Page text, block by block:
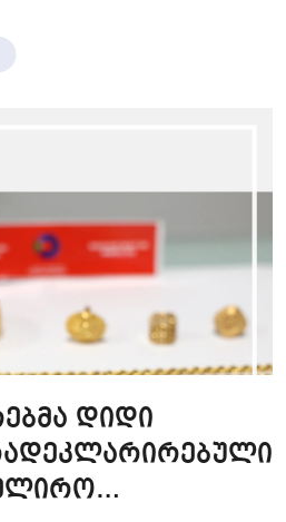
დიდი